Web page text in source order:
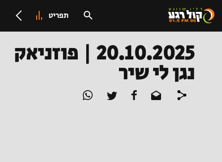
תפריט
20.10.2025 | פוזניאק
נגן לי שיר